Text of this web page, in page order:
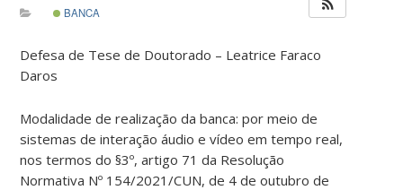
BANCA
Defesa de Tese de Doutorado – Leatrice Faraco
Daros
Modalidade de realização da banca: por meio de
sistemas de interação áudio e vídeo em tempo real,
nos termos do §3º, artigo 71 da Resolução
Normativa Nº 154/2021/CUN, de 4 de outubro de